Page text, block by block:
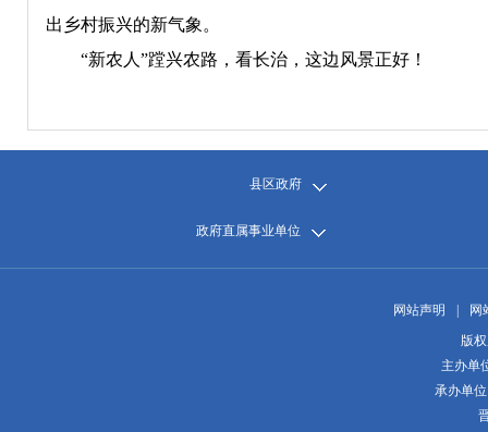
出乡村振兴的新气象。
“新农人”蹚兴农路，看长治，这边风景正好！
县区政府
政府直属事业单位
网站声明
网
版
主办单
承办单